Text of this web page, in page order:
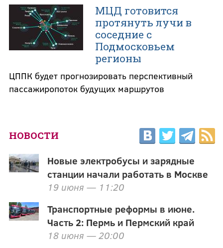
МЦД готовится
протянуть лучи в
соседние с
Подмосковьем
регионы
ЦППК будет прогнозировать перспективный
пассажиропоток будущих маршрутов
НОВОСТИ
Новые электробусы и зарядные
станции начали работать в Москве
19 июня — 11:20
Транспортные реформы в июне.
Часть 2: Пермь и Пермский край
18 июня — 20:00